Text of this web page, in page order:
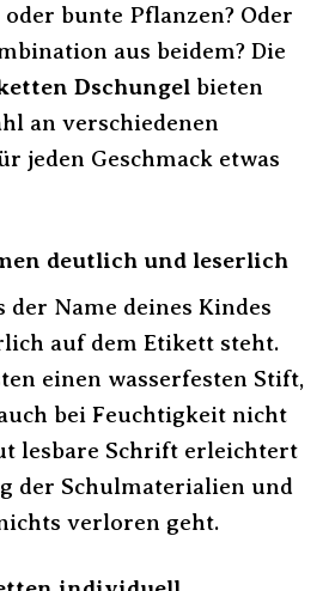
bunte Pflanzen? Oder
aus beidem? Die
Dschungel bieten
an verschiedenen
jeden Geschmack etwas
deutlich und leserlich
der Name deines Kindes
auf dem Etikett steht.
einen wasserfesten Stift,
bei Feuchtigkeit nicht
lesbare Schrift erleichtert
der Schulmaterialien und
verloren geht.